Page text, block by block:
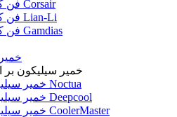
فن کیس Corsair
فن کیس Lian-Li
فن کیس Gamdias
خمیر سیلیکون بر
خمیر سیلیکون Noctua
خمیر سیلیکون Deepcool
خمیر سیلیکون CoolerMaster